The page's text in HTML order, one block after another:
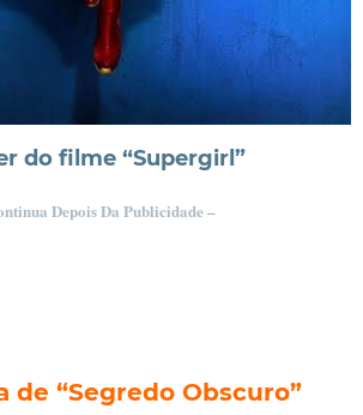
do filme “Supergirl”
Depois Da Publicidade –
de “Segredo Obscuro”